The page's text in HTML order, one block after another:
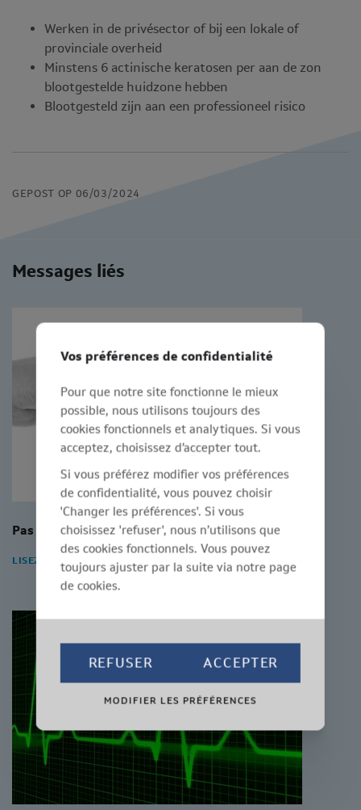
Werken in de privésector of bij een lokale of
provinciale overheid
Minstens 6 actinische keratosen per aan de zon
blootgestelde huidzone hebben
Blootgesteld zijn aan een professioneel risico
GEPOST OP 06/03/2024
Messages liés
Pas disponible
LISEZ L'ARTICLE
Vos préférences de confidentialité
Pour que notre site fonctionne le mieux
possible, nous utilisons toujours des
cookies fonctionnels et analytiques. Si vous
acceptez, choisissez d’accepter tout.
Si vous préférez modifier vos préférences
de confidentialité, vous pouvez choisir
'Changer les préférences'. Si vous
choisissez 'refuser', nous n’utilisons que
des cookies fonctionnels. Vous pouvez
toujours ajuster par la suite via notre page
de cookies.
REFUSER ACCEPTER
MODIFIER LES PRÉFÉRENCES